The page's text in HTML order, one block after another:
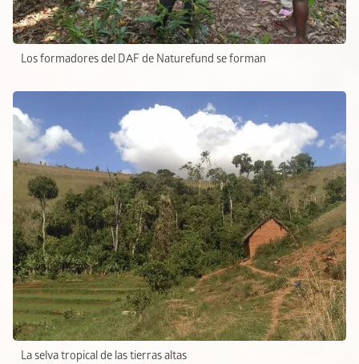
Los formadores del DAF de Naturefund se forman
La selva tropical de las tierras altas